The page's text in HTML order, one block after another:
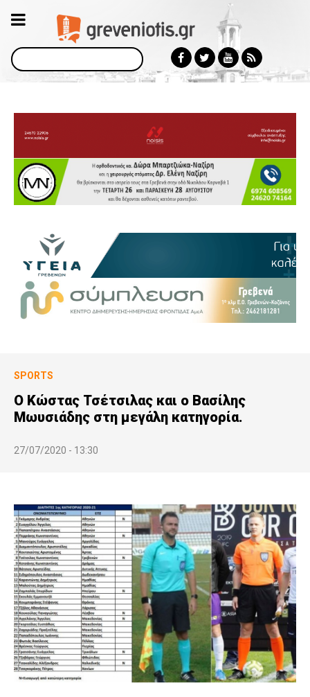
Αναζήτηση
SPORTS
Ο Κώστας Τσέτσιλας και ο Βασίλης
Μωυσιάδης στη μεγάλη κατηγορία.
27/07/2020 - 13:30